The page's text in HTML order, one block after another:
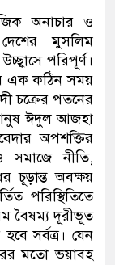
অনাচার ও
মুসলিম
পরিপূর্ণ।
এক কঠিন সময়
চক্রের পতনের
ঈদুল আজহা
অপশক্তির
সমাজে নীতি,
চূড়ান্ত অবক্ষয়
পরিস্থিতিতে
বৈষম্য দূরীভূত
সর্বত্র। যেন
মতো ভয়াবহ